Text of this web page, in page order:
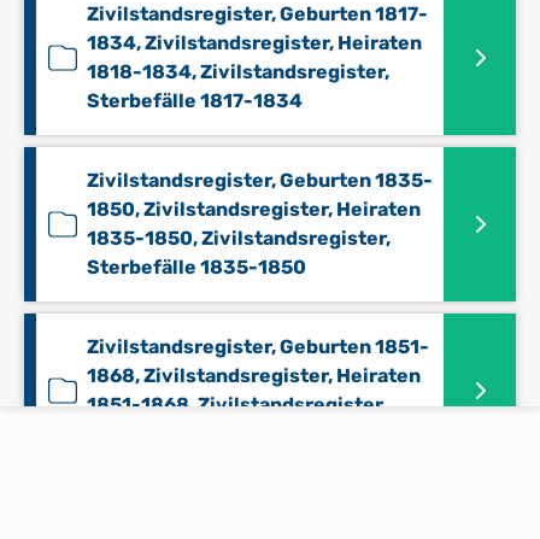
Zivilstandsregister, Geburten 1817-
1834, Zivilstandsregister, Heiraten
1818-1834, Zivilstandsregister,
Sterbefälle 1817-1834
Zivilstandsregister, Geburten 1835-
1850, Zivilstandsregister, Heiraten
1835-1850, Zivilstandsregister,
Sterbefälle 1835-1850
Zivilstandsregister, Geburten 1851-
1868, Zivilstandsregister, Heiraten
1851-1868, Zivilstandsregister,